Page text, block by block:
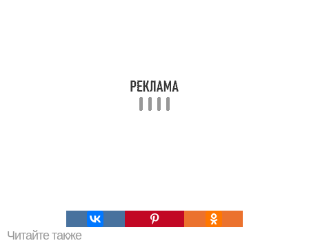
Читайте также